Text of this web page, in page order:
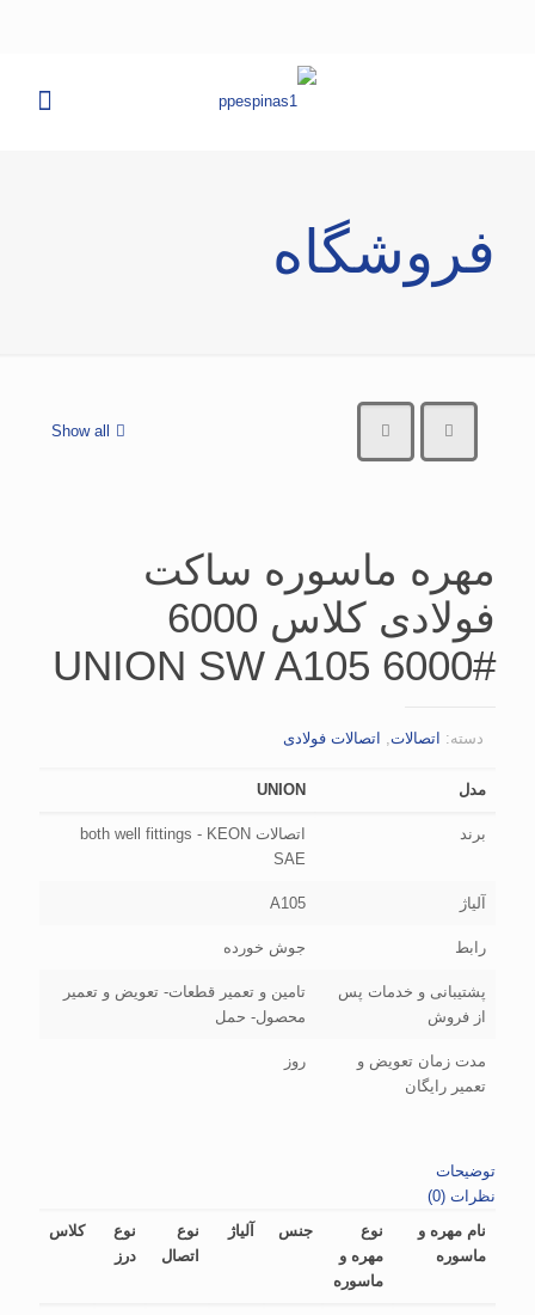
فروشگاه
Show all
مهره ماسوره ساکت
فولادی کلاس 6000
UNION SW A105 6000#
مدل UNION
برند
اتصالات both well fittings - KEON
SAE
آلیاژ A105
رابط جوش خورده
پشتیبانی و خدمات پس
از فروش
تامین و تعمیر قطعات- تعویض و تعمیر
محصول- حمل
مدت زمان تعویض و
تعمیر رایگان
روز
دسته: اتصالات, اتصالات فولادی
توضیحات
نظرات (0)
نام مهره و
ماسوره
نوع
مهره و
ماسوره
جنس آلیاژ
نوع
اتصال
نوع
درز
کلاس